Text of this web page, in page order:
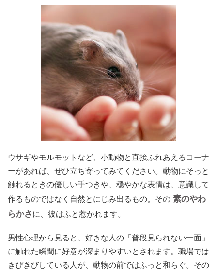
ウサギやモルモットなど、小動物と直接ふれあえるコーナ
ーがあれば、ぜひ立ち寄ってみてください。動物にそっと
触れるときの優しい手つきや、穏やかな表情は、意識して
作るものではなく自然とにじみ出るもの。その 素のやわ
らかさ に、彼はふと惹かれます。
男性心理から見ると、好きな人の「普段見られない一面」
に触れた瞬間に好意が深まりやすいとされます。職場では
きびきびしている人が、動物の前ではふっと和らぐ。その